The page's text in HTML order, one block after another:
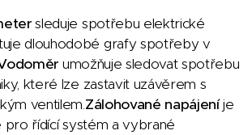
sleduje spotřebu elektrické
dlouhodobé grafy spotřeby v
umožňuje sledovat spotřebu
které lze zastavit uzávěrem s
ventilem.Zálohované napájeníje
pro řídící systém a vybrané